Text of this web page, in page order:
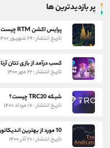
پر بازدیدترین ها
پرایس اکشن RTM چیست؟
تاریخ انتشار : ۲۹ شهریور ۱۴۰۰
کسب درآمد از بازی تتان آرنا
تاریخ انتشار : ۲۲ مهر ۱۴۰۰
شبکه TRC20 چیست؟
تاریخ انتشار : ۱۷ مرداد ۱۴۰۰
10 مورد از بهترین اندیکاتورهای تشخیص روند
تاریخ انتشار : ۲۰ آذر ۱۴۰۰